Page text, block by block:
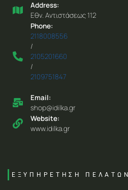
Address:
Eθν. Aντιστάσεως 112
Phone:
2118008556
/
2105201660
/
2109751847
Email:
shop@idilka.gr
Website:
www.idilka.gr
ΕΞΥΠΗΡΕΤΗΣΗ ΠΕΛΑΤΩΝ